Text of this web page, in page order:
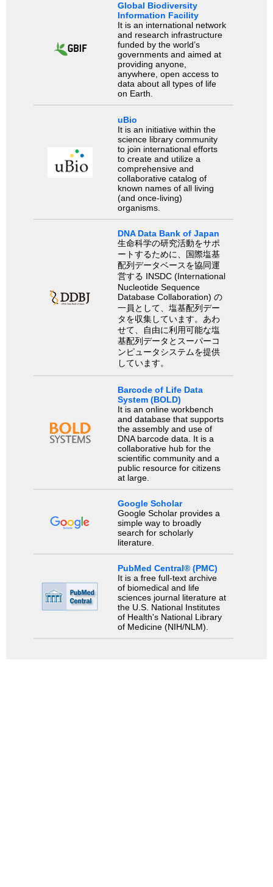
Global Biodiversity
Information Facility
It is an international network
and research infrastructure
funded by the world’s
governments and aimed at
providing anyone,
anywhere, open access to
data about all types of life
on Earth.
uBio
It is an initiative within the
science library community
to join international efforts
to create and utilize a
comprehensive and
collaborative catalog of
known names of all living
(and once-living)
organisms.
DNA Data Bank of Japan
生命科学の研究活動をサポ
ートするために、国際塩基
配列データベースを協同運
営する INSDC (International
Nucleotide Sequence
Database Collaboration) の
一員として、塩基配列デー
タを収集しています。あわ
せて、自由に利用可能な塩
基配列データとスーパーコ
ンピュータシステムを提供
しています。
Barcode of Life Data
System (BOLD)
It is an online workbench
and database that supports
the assembly and use of
DNA barcode data. It is a
collaborative hub for the
scientific community and a
public resource for citizens
at large.
Google Scholar
Google Scholar provides a
simple way to broadly
search for scholarly
literature.
PubMed Central® (PMC)
It is a free full-text archive
of biomedical and life
sciences journal literature at
the U.S. National Institutes
of Health's National Library
of Medicine (NIH/NLM).